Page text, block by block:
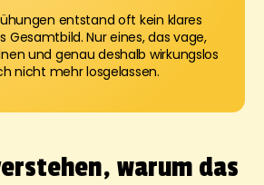
entstand oft kein klares
Gesamtbild. Nur eines, das vage,
und genau deshalb wirkungslos
nicht mehr losgelassen.
warum das